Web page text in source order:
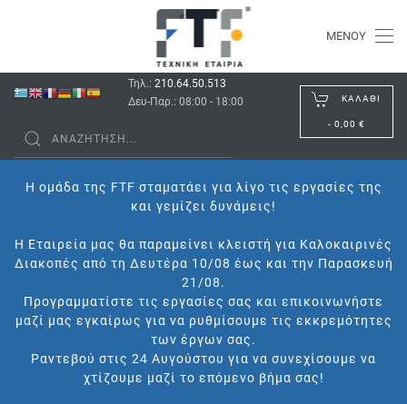
ΜΕΝΟΎ
Τηλ.: 210.64.50.513
Δευ-Παρ.: 08:00 - 18:00
ΚΑΛΆΘΙ
- 0,00 €
Η ομάδα της FTF σταματάει για λίγο τις εργασίες της
και γεμίζει δυνάμεις!
Η Εταιρεία μας θα παραμείνει κλειστή για Καλοκαιρινές
Διακοπές από τη Δευτέρα 10/08 έως και την Παρασκευή
21/08.
Προγραμματίστε τις εργασίες σας και επικοινωνήστε
μαζί μας εγκαίρως για να ρυθμίσουμε τις εκκρεμότητες
των έργων σας.
Ραντεβού στις 24 Αυγούστου για να συνεχίσουμε να
χτίζουμε μαζί το επόμενο βήμα σας!